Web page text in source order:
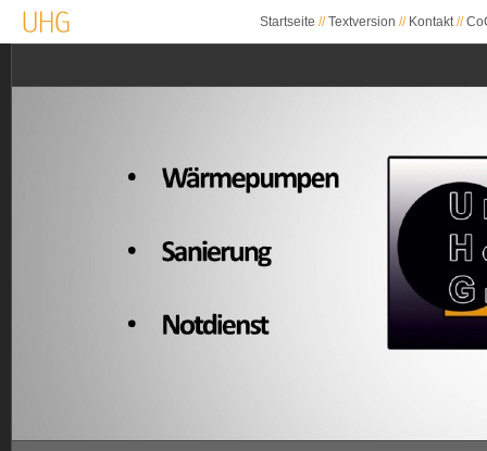
Startseite //Textversion // Kontakt//